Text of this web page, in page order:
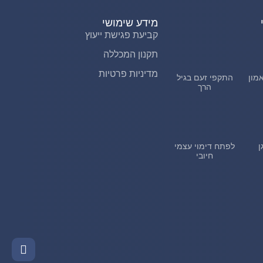
התקפי זעם בגיל
הרך
לפתח דימוי עצמי
חיובי
מידע שימושי
קביעת פגישת ייעוץ
תקנון המכללה
מדיניות פרטיות